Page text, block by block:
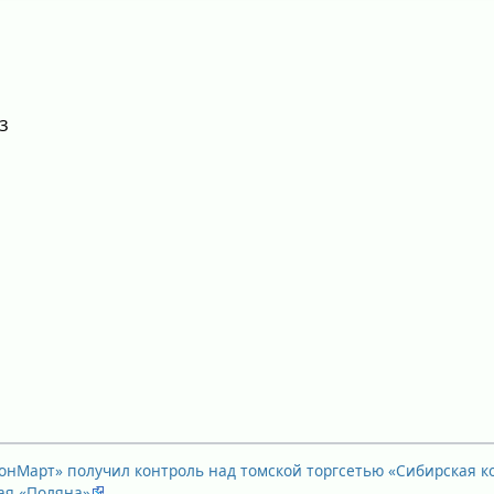
получил контроль над томской торгсетью «Сибирская